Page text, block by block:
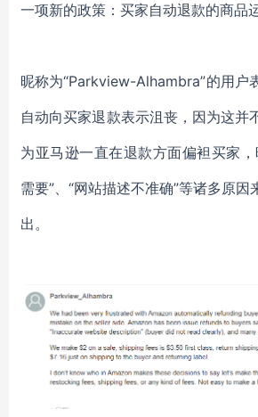
一项新的政策：买家自动退款的商品
昵称为“Parkview-Alhambra”的用户
自动向买家退款表示沮丧，因为这并
为亚马逊一直在退款方面偏袒买家
需要”、“网站描述不准确”等诸多原
出。